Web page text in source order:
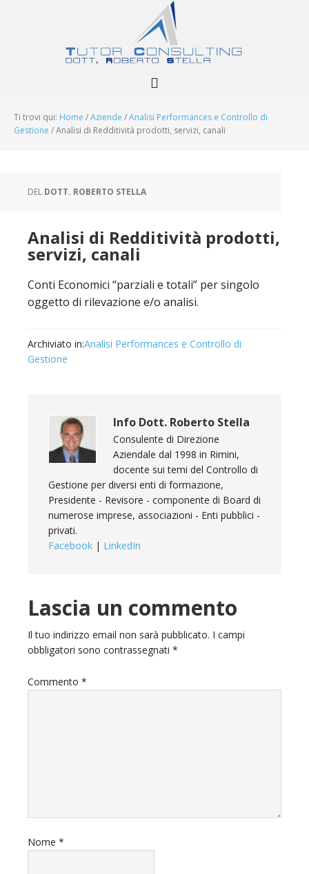
Ti trovi qui: Home /Aziende /Analisi Performances e Controllo di
Gestione /Analisi di Redditività prodotti, servizi, canali
DEL DOTT. ROBERTO STELLA
Analisi di Redditività prodotti,
servizi, canali
Conti Economici “parziali e totali” per singolo
oggetto di rilevazione e/o analisi.
Archiviato in:Analisi Performances e Controllo di
Gestione
Info Dott. Roberto Stella
Consulente di Direzione
Aziendale dal 1998 in Rimini,
docente sui temi del Controllo di
Gestione per diversi enti di formazione,
Presidente - Revisore - componente di Board di
numerose imprese, associazioni - Enti pubblici -
privati.
Facebook | LinkedIn
Lascia un commento
Il tuo indirizzo email non sarà pubblicato. I campi
obbligatori sono contrassegnati *
Commento *
Nome *